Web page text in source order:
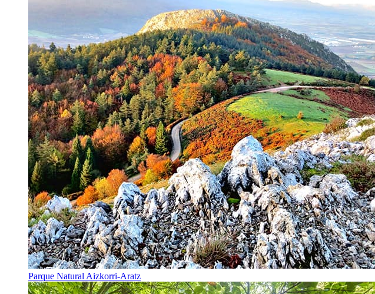
Parque Natural Aizkorri-Aratz